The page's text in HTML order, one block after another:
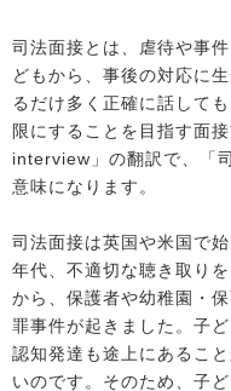
司法面接とは、虐待や事
どもから、事後の対応に
るだけ多く正確に話して
限にすることを目指す面
interview」の翻訳で、「
意味になります。
司法面接は英国や米国で
年代、不適切な聴き取り
から、保護者や幼稚園・
罪事件が起きました。子
認知発達も途上にあるこ
いのです。そのため、子